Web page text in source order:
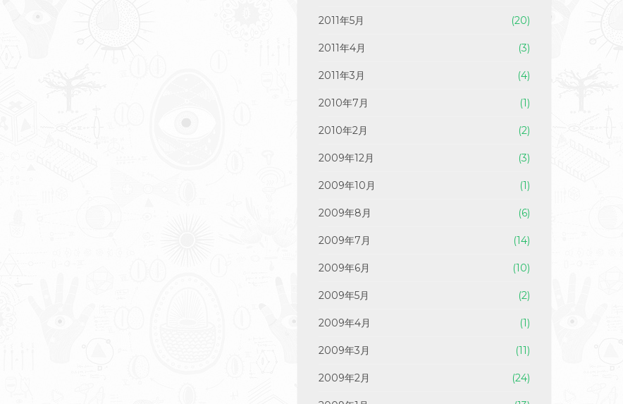
2011年5月 (20)
2011年4月 (3)
2011年3月 (4)
2010年7月 (1)
2010年2月 (2)
2009年12月 (3)
2009年10月 (1)
2009年8月 (6)
2009年7月 (14)
2009年6月 (10)
2009年5月 (2)
2009年4月 (1)
2009年3月 (11)
2009年2月 (24)